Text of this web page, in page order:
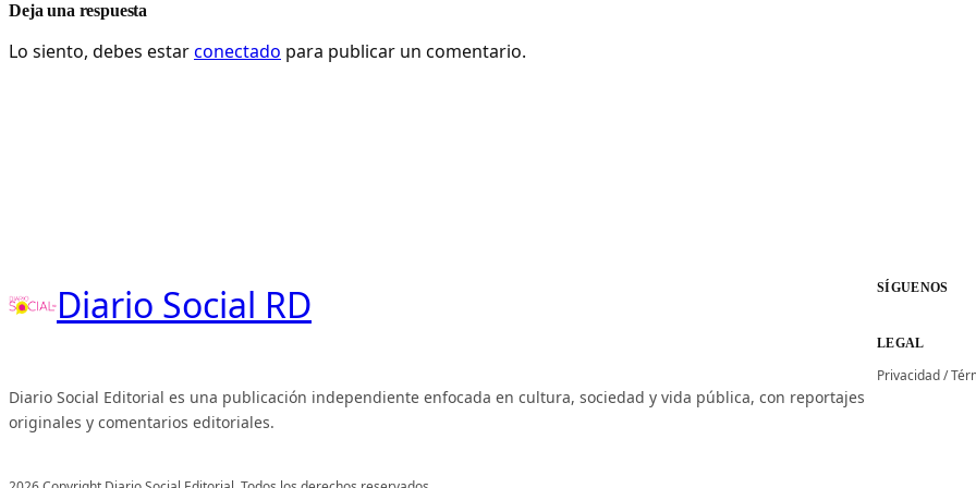
Deja una respuesta
Lo siento, debes estarconectado para publicar un comentario.
Diario Social RD
Diario Social Editorial es una publicación independiente enfocada en cultura, sociedad y vida pública, con reportajes
originales y comentarios editoriales.
SÍGUENOS
LEGAL
Privacidad/